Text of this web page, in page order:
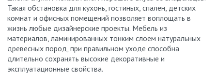
Такая обстановка для кухонь, гостиных, спален, детских
комнат и офисных помещений позволяет воплощать в
жизнь любые дизайнерские проекты. Мебель из
материалов, ламинированных тонким слоем натуральных
древесных пород, при правильном уходе способна
длительно сохранять высокие декоративные и
эксплуатационные свойства.